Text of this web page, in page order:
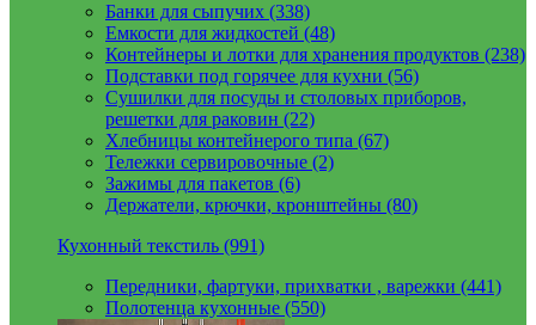
Банки для сыпучих (338)
Емкости для жидкостей (48)
Контейнеры и лотки для хранения продуктов (238)
Подставки под горячее для кухни (56)
Сушилки для посуды и столовых приборов,
решетки для раковин (22)
Хлебницы контейнерого типа (67)
Тележки сервировочные (2)
Зажимы для пакетов (6)
Держатели, крючки, кронштейны (80)
Кухонный текстиль (991)
Передники, фартуки, прихватки , варежки (441)
Полотенца кухонные (550)